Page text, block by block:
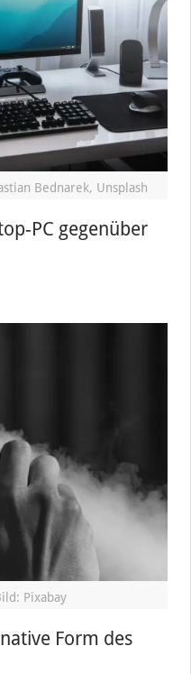
Bednarek, Unsplash
PC gegenüber
Pixabay
Form des